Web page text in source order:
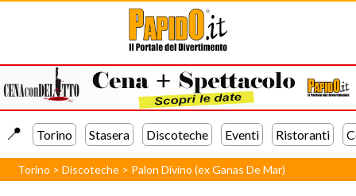
📍️ Torino Stasera Discoteche Eventi Ristoranti
Torino >Discoteche > Palon Divino (ex Ganas De Mar)